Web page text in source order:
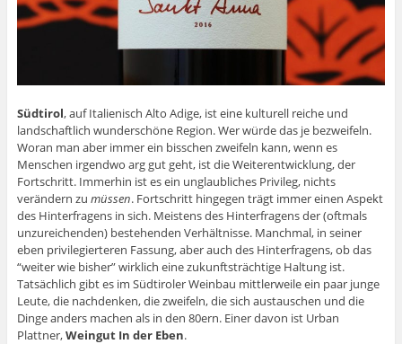
Südtirol, auf Italienisch Alto Adige, ist eine kulturell reiche und
landschaftlich wunderschöne Region. Wer würde das je bezweifeln.
Woran man aber immer ein bisschen zweifeln kann, wenn es
Menschen irgendwo arg gut geht, ist die Weiterentwicklung, der
Fortschritt. Immerhin ist es ein unglaubliches Privileg, nichts
verändern zu müssen. Fortschritt hingegen trägt immer einen Aspekt
des Hinterfragens in sich. Meistens des Hinterfragens der (oftmals
unzureichenden) bestehenden Verhältnisse. Manchmal, in seiner
eben privilegierteren Fassung, aber auch des Hinterfragens, ob das
“weiter wie bisher” wirklich eine zukunftsträchtige Haltung ist.
Tatsächlich gibt es im Südtiroler Weinbau mittlerweile ein paar junge
Leute, die nachdenken, die zweifeln, die sich austauschen und die
Dinge anders machen als in den 80ern. Einer davon ist Urban
Plattner,Weingut In der Eben.